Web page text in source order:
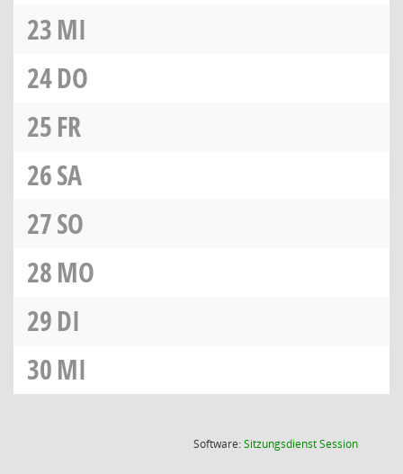
23MI
24DO
25FR
26SA
27SO
28MO
29DI
30MI
Software:SitzungsdienstSession(Wird in